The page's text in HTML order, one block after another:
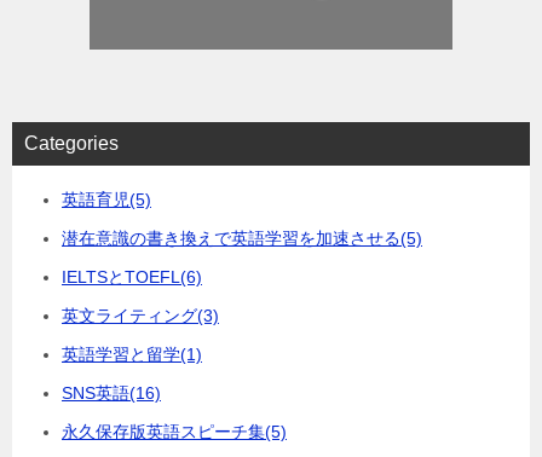
Categories
英語育児(5)
潜在意識の書き換えで英語学習を加速させる(5)
IELTSとTOEFL (6)
英文ライティング(3)
英語学習と留学(1)
SNS英語(16)
永久保存版英語スピーチ集(5)